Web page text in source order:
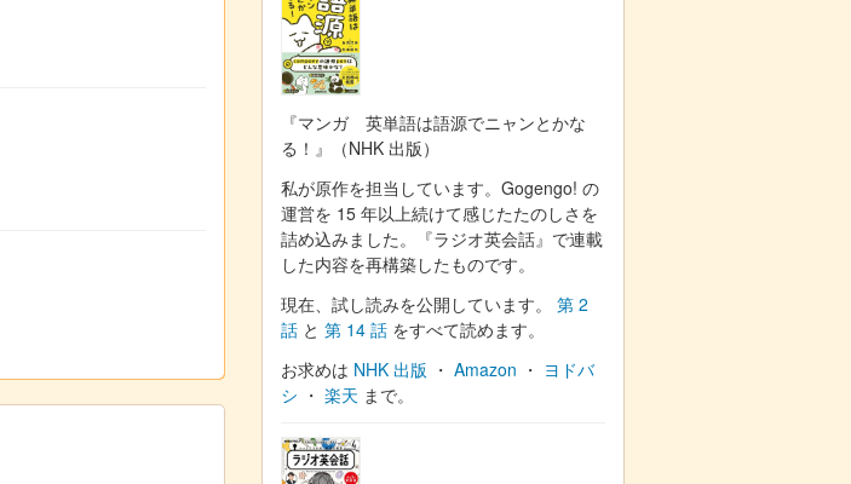
『マンガ 英単語は語源でニャンとかな
る！』（NHK 出版）
私が原作を担当しています。Gogengo! の
運営を 15 年以上続けて感じたたのしさを
詰め込みました。『ラジオ英会話』で連載
した内容を再構築したものです。
現在、試し読みを公開しています。 第 2
話 と 第 14 話 をすべて読めます。
お求めは NHK 出版 ・ Amazon ・ ヨドバ
シ ・ 楽天 まで。